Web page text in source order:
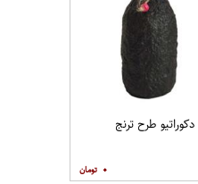
طرح ترنج
۰